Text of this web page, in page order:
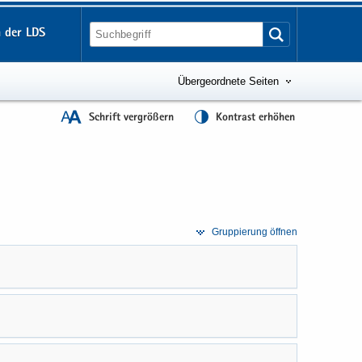
der LDS
Übergeordnete Seiten
Schrift vergrößern Kontrast erhöhen
Grup­pie­rung öff­nen